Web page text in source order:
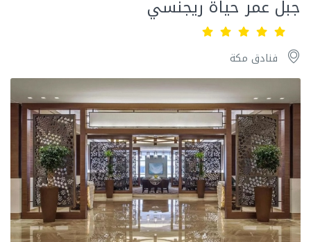
جبل عمر حياة ريجنسي
فنادق مكة